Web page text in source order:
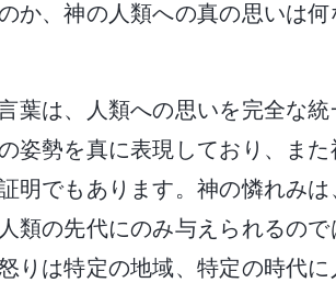
か、神の人類への真の思いは何
葉は、人類への思いを完全な統
姿勢を真に表現しており、また
明でもあります。神の憐れみは
類の先代にのみ与えられるので
りは特定の地域、特定の時代に